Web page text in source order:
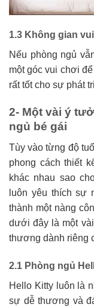
1.3 Không gian
Nếu phòng ngủ
một góc vui chơi
rất tốt cho sự phát
2- Một vài ý
ngủ bé gái
Tùy vào từng độ
phong cách thiết
khác nhau sao
luôn yêu thích sự
thành một nàng
dưới đây là một
thương dành riêng
2.1 Phòng ngủ
Hello Kitty luôn là
sự dễ thương và